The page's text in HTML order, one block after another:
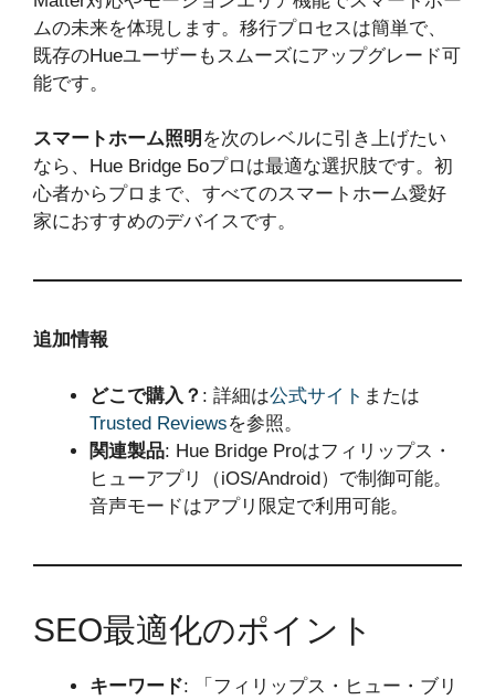
ムの未来を体現します。移行プロセスは簡単で、
既存のHueユーザーもスムーズにアップグレード可
能です。
スマートホーム照明 を次のレベルに引き上げたい
なら、Hue Bridge Боプロは最適な選択肢です。初
心者からプロまで、すべてのスマートホーム愛好
家におすすめのデバイスです。
追加情報
どこで購入？ : 詳細は公式サイト または
Trusted Reviewsを参照。
関連製品: Hue Bridge Proはフィリップス・
ヒューアプリ（iOS/Android）で制御可能。
音声モードはアプリ限定で利用可能。
SEO最適化のポイント
キーワード: 「フィリップス・ヒュー・ブリ